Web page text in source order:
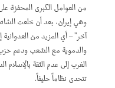
من العوامل الكبرى المحفزة
وهي إيران، بعد أن خلعت
آخر" – أي المزيد من العدوانية
والدموية مع الشعب ودعم
الغرب إلى عدم الثقة
تتحدى نظاماً حليفاً.